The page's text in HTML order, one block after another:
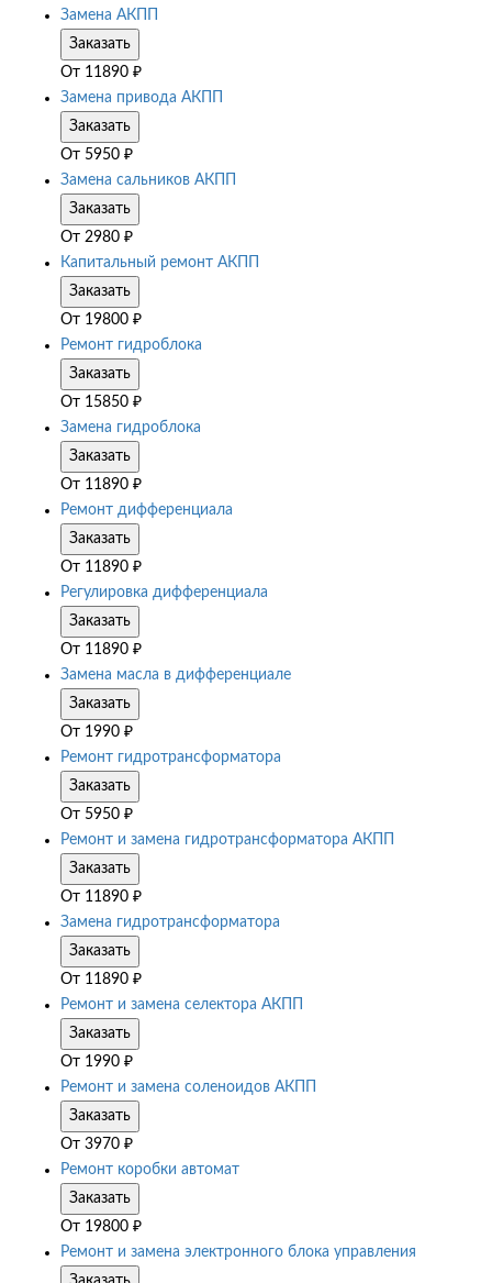
Замена АКПП
Заказать
От 11890 ₽
Замена привода АКПП
Заказать
От 5950 ₽
Замена сальников АКПП
Заказать
От 2980 ₽
Капитальный ремонт АКПП
Заказать
От 19800 ₽
Ремонт гидроблока
Заказать
От 15850 ₽
Замена гидроблока
Заказать
От 11890 ₽
Ремонт дифференциала
Заказать
От 11890 ₽
Регулировка дифференциала
Заказать
От 11890 ₽
Замена масла в дифференциале
Заказать
От 1990 ₽
Ремонт гидротрансформатора
Заказать
От 5950 ₽
Ремонт и замена гидротрансформатора АКПП
Заказать
От 11890 ₽
Замена гидротрансформатора
Заказать
От 11890 ₽
Ремонт и замена селектора АКПП
Заказать
От 1990 ₽
Ремонт и замена соленоидов АКПП
Заказать
От 3970 ₽
Ремонт коробки автомат
Заказать
От 19800 ₽
Ремонт и замена электронного блока управления